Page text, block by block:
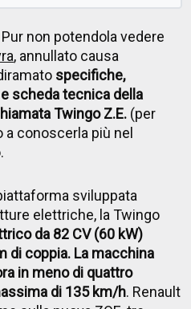
non potendola vedere
, annullato causa
specifiche,
scheda tecnica della
Twingo Z.E. (per
a conoscerla più nel
sviluppata
elettriche, la Twingo
da 82 CV (60 kW)
di coppia. La macchina
in meno di quattro
di 135 km/h. Renault